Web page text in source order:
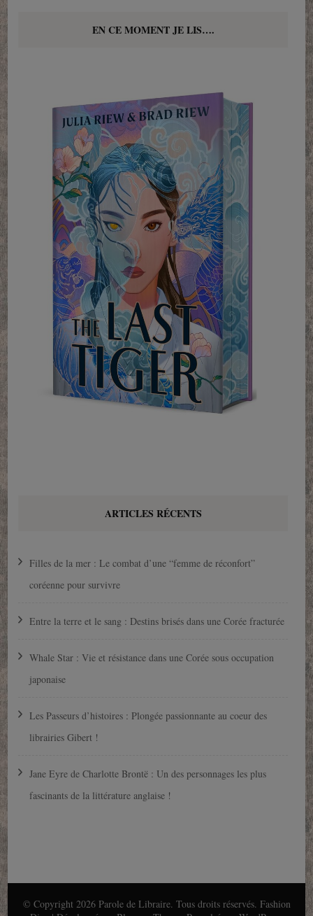
EN CE MOMENT JE LIS….
ARTICLES RÉCENTS
Filles de la mer : Le combat d’une “femme de réconfort”
coréenne pour survivre
Entre la terre et le sang : Destins brisés dans une Corée fracturée
Whale Star : Vie et résistance dans une Corée sous occupation
japonaise
Les Passeurs d’histoires : Plongée passionnante au coeur des
librairies Gibert !
Jane Eyre de Charlotte Brontë : Un des personnages les plus
fascinants de la littérature anglaise !
© Copyright 2026 Parole de Libraire. Tous droits réservés. Fashion